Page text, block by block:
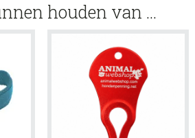
houden van …